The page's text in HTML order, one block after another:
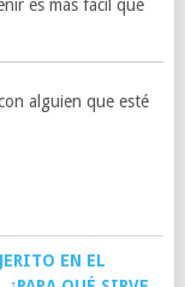
es más fácil que
alguien que esté
EN EL